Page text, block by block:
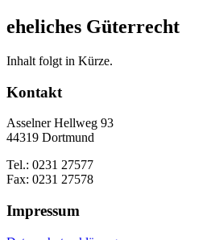
eheliches Güterrecht
Inhalt folgt in Kürze.
Kontakt
Asselner Hellweg 93
44319 Dortmund
Tel.: 0231 27577
Fax: 0231 27578
Impressum